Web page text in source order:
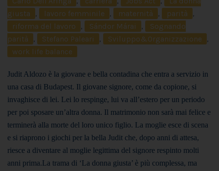
giusta
, lavoro femminile , maternità , parità
,
riforma del lavoro
, Sándor Márai ,
Sognando
parità
, Stefano Paleari , Sviluppo&Organizzazione
,
work life balance
Judit Aldozo è la giovane e bella contadina che entra a servizio in
una casa di Budapest. Il giovane signore, come da copione, si
invaghisce di lei. Lei lo respinge, lui va all’estero per un periodo
per poi sposare un’altra donna. Il matrimonio non sarà mai felice e
terminerà alla morte del loro unico figlio. La moglie esce di scena
e si riaprono i giochi per la bella Judit che, dopo anni di attesa,
riesce a diventare al moglie legittima del signore respinto molti
anni prima.La trama di ‘La donna giusta’ è più complessa, ma